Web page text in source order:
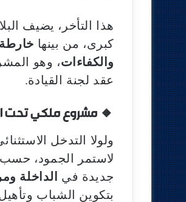
هذا التأخر، يضيف
كبرى، من بينها
والكفاءات
عقد لجنة القيادة.
🔸 مشروع ملكي تحت
ولولا التدخل
لاستمر الجمود، حسب
جديدة في
الداخلة
بتكوين الشباب